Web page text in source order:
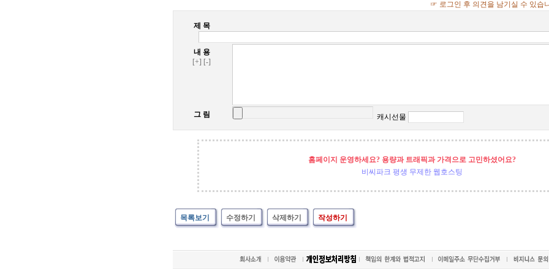
☞ 로그인 후 의견을 남기실 수 있습
제 목
내 용
[+] [-]
그 림 캐시선물
홈페이지 운영하세요? 용량과 트래픽과 가격으로 고민하셨어요?
비씨파크 평생 무제한 웹호스팅
목록보기 수정하기 삭제하기 작성하기